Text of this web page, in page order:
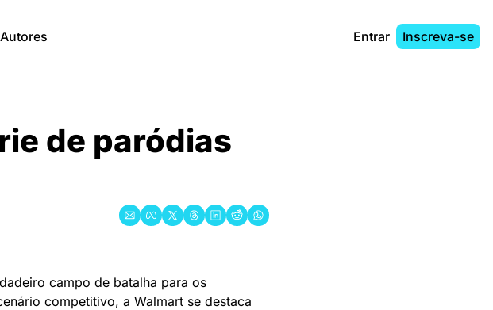
Autores Entrar Inscreva-se
de paródias
campo de batalha para os
competitivo, a Walmart se destaca